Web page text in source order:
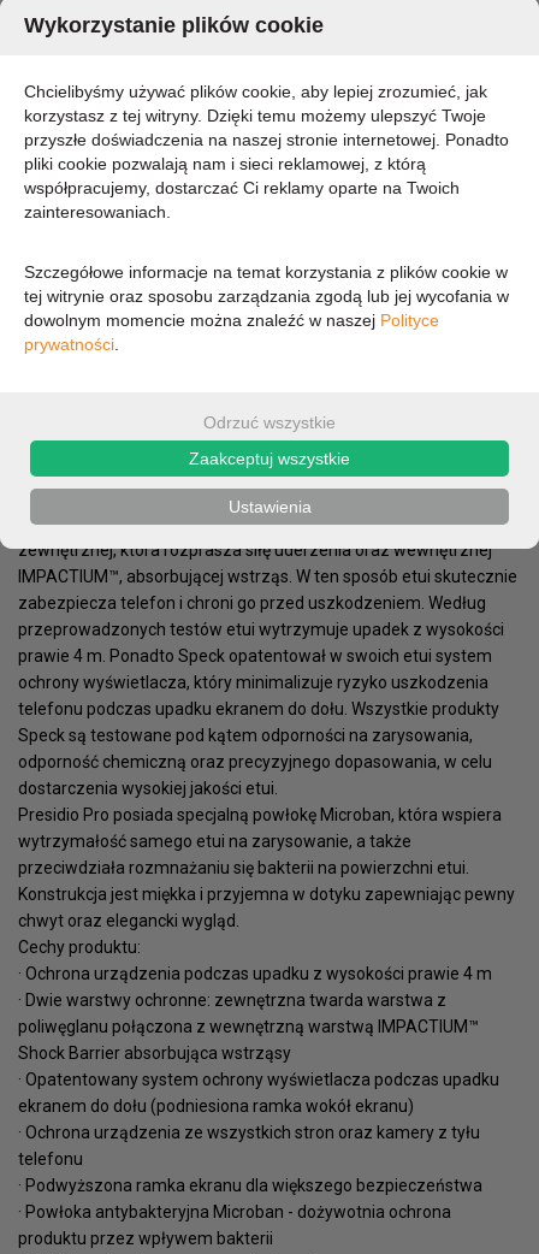
KOD PRODUKTU:
136367-1050
DOSTĘPNOŚĆ:
CHWILOWO BRAK - PROSZĘ PYTAĆ
93,31 zł
75,86 zł (cena netto)
Presido Pro to dobrze znana i sprawdzona konstrukcja
wykorzystująca najnowszą technologię IMPACTIUM™ Shock
Barrier, która chroni telefon przed uszkodzeniami podczas
upadku. Swoją wytrzymałość etui zawdzięcza dwóm warstwom:
zewnętrznej, która rozprasza siłę uderzenia oraz wewnętrznej
IMPACTIUM™, absorbującej wstrząs. W ten sposób etui skutecznie
zabezpiecza telefon i chroni go przed uszkodzeniem. Według
przeprowadzonych testów etui wytrzymuje upadek z wysokości
prawie 4 m. Ponadto Speck opatentował w swoich etui system
ochrony wyświetlacza, który minimalizuje ryzyko uszkodzenia
telefonu podczas upadku ekranem do dołu. Wszystkie produkty
Speck są testowane pod kątem odporności na zarysowania,
odporność chemiczną oraz precyzyjnego dopasowania, w celu
dostarczenia wysokiej jakości etui.
Presidio Pro posiada specjalną powłokę Microban, która wspiera
wytrzymałość samego etui na zarysowanie, a także
przeciwdziała rozmnażaniu się bakterii na powierzchni etui.
Konstrukcja jest miękka i przyjemna w dotyku zapewniając pewny
chwyt oraz elegancki wygląd.
Cechy produktu:
· Ochrona urządzenia podczas upadku z wysokości prawie 4 m
· Dwie warstwy ochronne: zewnętrzna twarda warstwa z
poliwęglanu połączona z wewnętrzną warstwą IMPACTIUM™
Shock Barrier absorbująca wstrząsy
· Opatentowany system ochrony wyświetlacza podczas upadku
ekranem do dołu (podniesiona ramka wokół ekranu)
· Ochrona urządzenia ze wszystkich stron oraz kamery z tyłu
telefonu
· Podwyższona ramka ekranu dla większego bezpieczeństwa
· Powłoka antybakteryjna Microban - dożywotnia ochrona
produktu przez wpływem bakterii
Wykorzystanie plików cookie
Chcielibyśmy używać plików cookie, aby lepiej zrozumieć, jak
korzystasz z tej witryny. Dzięki temu możemy ulepszyć Twoje
przyszłe doświadczenia na naszej stronie internetowej. Ponadto
pliki cookie pozwalają nam i sieci reklamowej, z którą
współpracujemy, dostarczać Ci reklamy oparte na Twoich
zainteresowaniach.
Szczegółowe informacje na temat korzystania z plików cookie w
tej witrynie oraz sposobu zarządzania zgodą lub jej wycofania w
dowolnym momencie można znaleźć w naszej Polityce
prywatności
Odrzuć wszystkie
Zaakceptuj wszystkie
Ustawienia